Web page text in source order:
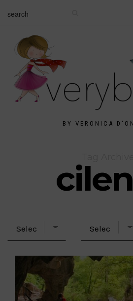
BY VERONICA